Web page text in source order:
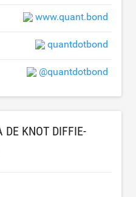
www.quant.bond
quantdotbond
@quantdotbond
DE KNOT DIFFIE-